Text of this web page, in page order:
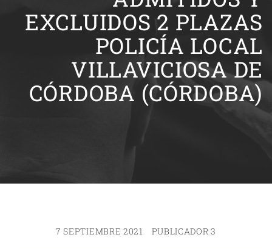
EXCLUIDOS 2 PLAZAS
POLICÍA LOCAL
VILLAVICIOSA DE
CÓRDOBA (CÓRDOBA)
7 SEPTIEMBRE 2021 PUBLICADOR 3